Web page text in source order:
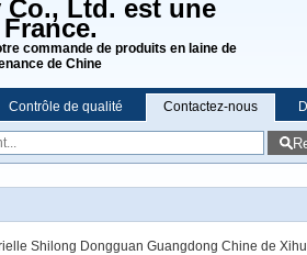
Ltd. est une
commande de produits en laine de
de Chine
Contrôle de qualité Contactez-nous
Shilong Dongguan Guangdong Chine de Xihu